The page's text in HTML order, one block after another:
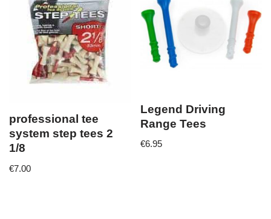
professional tee
system step tees 2
1/8
€7.00
Legend Driving
Range Tees
€6.95